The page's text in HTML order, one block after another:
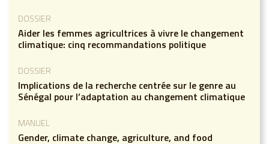
DOSSIER
Aider les femmes agricultrices à vivre le changement
climatique: cinq recommandations politique
DOSSIER
Implications de la recherche centrée sur le genre au
Sénégal pour l’adaptation au changement climatique
MANUEL
Gender, climate change, agriculture, and food